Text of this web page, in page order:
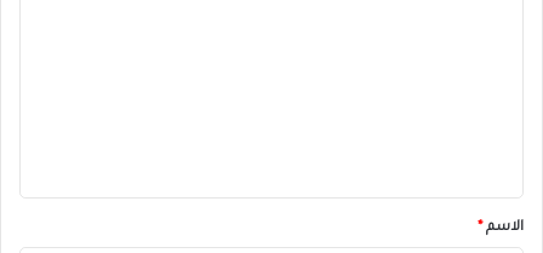
*الاسم*